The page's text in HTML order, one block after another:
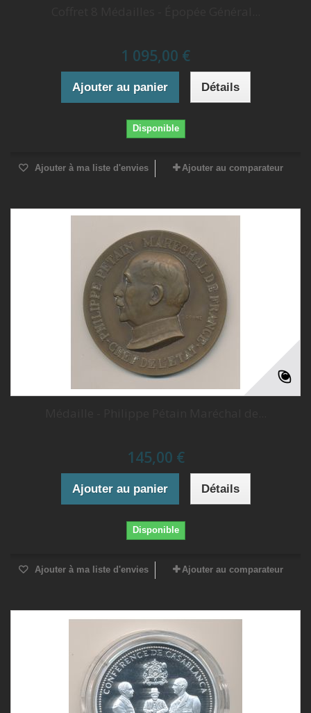
1 095,00 €
Ajouter au panier Détails
Disponible
Ajouter à ma liste d'envies Ajouter au comparateur
145,00 €
Ajouter au panier Détails
Disponible
Ajouter à ma liste d'envies Ajouter au comparateur